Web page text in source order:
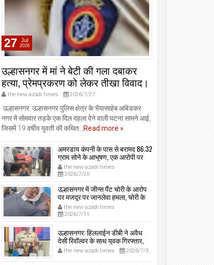
27 Jul
2026
उल्हासनगर में मां ने बेटी की गला दबाकर
हत्या, प्रेमप्रकरण को लेकर तीखा विवाद।
the new azadi times 2026/7/27
उल्हासनगर: उल्हासनगर पुलिस क्षेत्र के भैयासाहेब आंबेडकर
नगर में सोमवार तड़के एक दिल दहला देने वाली घटना सामने आई,
जिसमें 19 वर्षीय युवती की कथित...Read more »
अमरडाय कंपनी के पास से बरामद 86.32
ग्राम सोने के आभूषण, एक आरोपी पर
मामला दर्ज, उल्हासनगर-भायखळा पुलिस
ने घरफोड़ियों के संबंध में एक आरोपी से
महत्वपूर्ण पूछताछ के बाद आरोपी के साथी
के ठिकाने से 10,90,261 रुपये मूल्य के
सोने के आभूषण बरामद किए।
the new azadi times
2026/7/20
उल्हासनगर में जीन्स पैंट चोरी के आरोप
पर मजदूर पर जानलेवा हमला, चोरी के
संदेह में किडनैप कर कराई पिटाई, मजदूर
गंभीर रूप से जख्मी।
the new azadi times
2026/7/11
उल्हासनगर: हिललाईन डीबी ने अवैध
देसी रिवॉल्वर के साथ युवक गिरफ्तार,
प्रेमनगर टेकडी से देसी रिवॉल्वर व
काडतूस जप्त, इलीगल हथियार साथ
the new azadi times 2026/7/3